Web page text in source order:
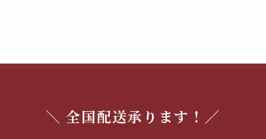
＼ 全国配送承ります！／